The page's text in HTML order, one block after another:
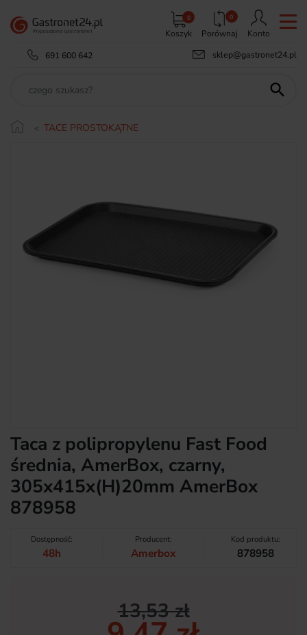
Koszyk
0 0
Porównaj
Konto
691 600 642
sklep@gastronet24.pl

TACE PROSTOKĄTNE
Taca z polipropylenu Fast Food
średnia, AmerBox, czarny,
305x415x(H)20mm AmerBox
878958
Dostępność:
48h
Producent:
Amerbox
Kod produktu:
878958
13,53 zł